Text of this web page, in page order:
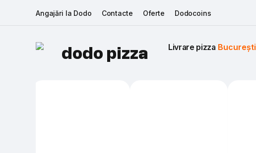
Angajări la Dodo Contacte Oferte Dodocoins
dodo pizza Livrare pizza București